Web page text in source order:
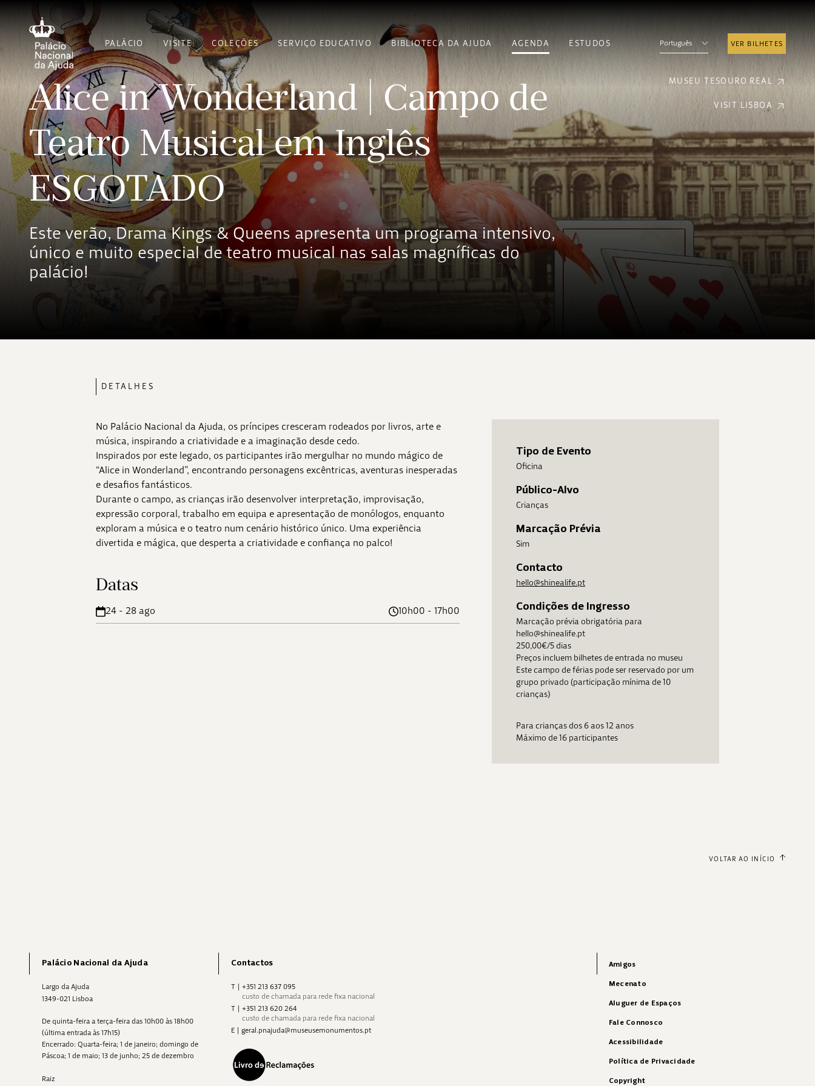
PALÁCIO VISITE COLEÇÕES SERVIÇO EDUCATIVO BIBLIOTECA DA AJUDA AGENDA ESTUDOS Português VER BILHETES
MUSEU TESOURO REAL
VISIT LISBOA
Alice in Wonderland | Campo de
Teatro Musical em Inglês
ESGOTADO
Este verão, Drama Kings & Queens apresenta um programa intensivo,
único e muito especial de teatro musical nas salas magníficas do
palácio!
DETALHES
No Palácio Nacional da Ajuda, os príncipes cresceram rodeados por livros, arte e
música, inspirando a criatividade e a imaginação desde cedo.
Inspirados por este legado, os participantes irão mergulhar no mundo mágico de
“Alice in Wonderland”, encontrando personagens excêntricas, aventuras inesperadas
e desafios fantásticos.
Durante o campo, as crianças irão desenvolver interpretação, improvisação,
expressão corporal, trabalho em equipa e apresentação de monólogos, enquanto
exploram a música e o teatro num cenário histórico único. Uma experiência
divertida e mágica, que desperta a criatividade e confiança no palco!
Datas
24 - 28 ago 10h00 - 17h00
Tipo de Evento
Oficina
Público-Alvo
Crianças
Marcação Prévia
Sim
Contacto
hello@shinealife.pt
Condições de Ingresso
Marcação prévia obrigatória para
hello@shinealife.pt
250,00€/5 dias
Preços incluem bilhetes de entrada no museu
Este campo de férias pode ser reservado por um
grupo privado (participação mínima de 10
crianças)
Para crianças dos 6 aos 12 anos
Máximo de 16 participantes
VOLTAR AO INÍCIO
Palácio Nacional da Ajuda
Largo da Ajuda
1349-021 Lisboa
De quinta-feira a terça-feira das 10h00 às 18h00
(última entrada às 17h15)
Encerrado: Quarta-feira; 1 de janeiro; domingo de
Páscoa; 1 de maio; 13 de junho; 25 de dezembro
Raiz
Contactos
T
+351 213 637 095
custo de chamada para rede fixa nacional
T
+351 213 620 264
custo de chamada para rede fixa nacional
E
geral.pnajuda@museusemonumentos.pt
Amigos
Mecenato
Aluguer de Espaços
Fale Connosco
Acessibilidade
Política de Privacidade
Copyright